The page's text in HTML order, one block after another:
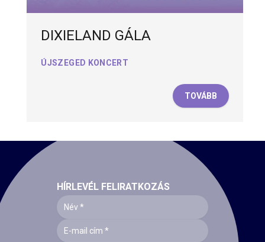
DIXIELAND GÁLA
ÚJSZEGED KONCERT
TOVÁBB
HÍRLEVÉL FELIRATKOZÁS